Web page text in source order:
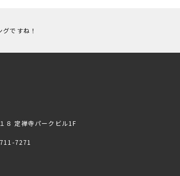
ですね！
８ 定禅寺パークビル1F
7271